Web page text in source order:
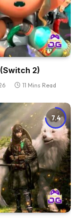
2)
11 Mins Read
7.4